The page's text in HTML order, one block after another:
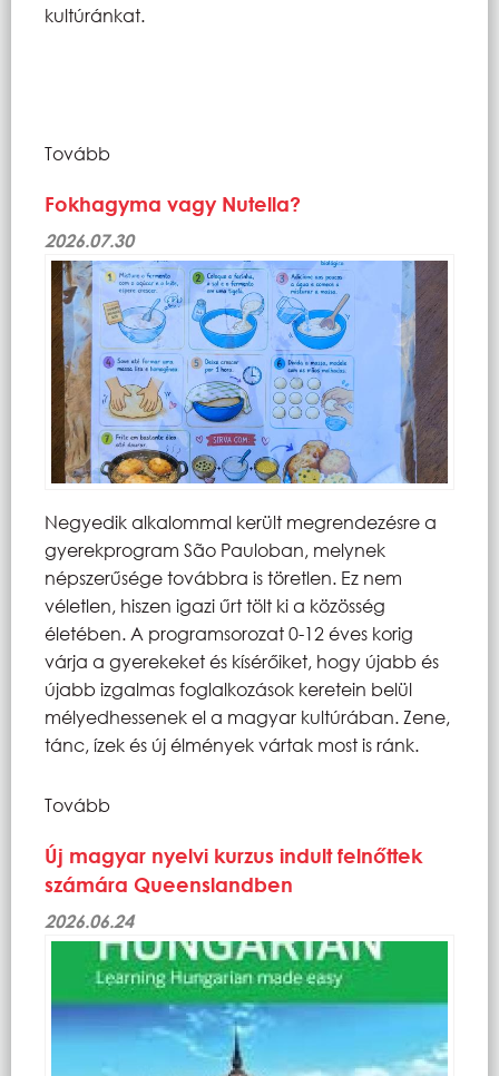
kultúránkat.
Tovább
Fokhagyma vagy Nutella?
2026.07.30
Negyedik alkalommal került megrendezésre a
gyerekprogram São Pauloban, melynek
népszerűsége továbbra is töretlen. Ez nem
véletlen, hiszen igazi űrt tölt ki a közösség
életében. A programsorozat 0-12 éves korig
várja a gyerekeket és kísérőiket, hogy újabb és
újabb izgalmas foglalkozások keretein belül
mélyedhessenek el a magyar kultúrában. Zene,
tánc, ízek és új élmények vártak most is ránk.
Tovább
Új magyar nyelvi kurzus indult felnőttek
számára Queenslandben
2026.06.24